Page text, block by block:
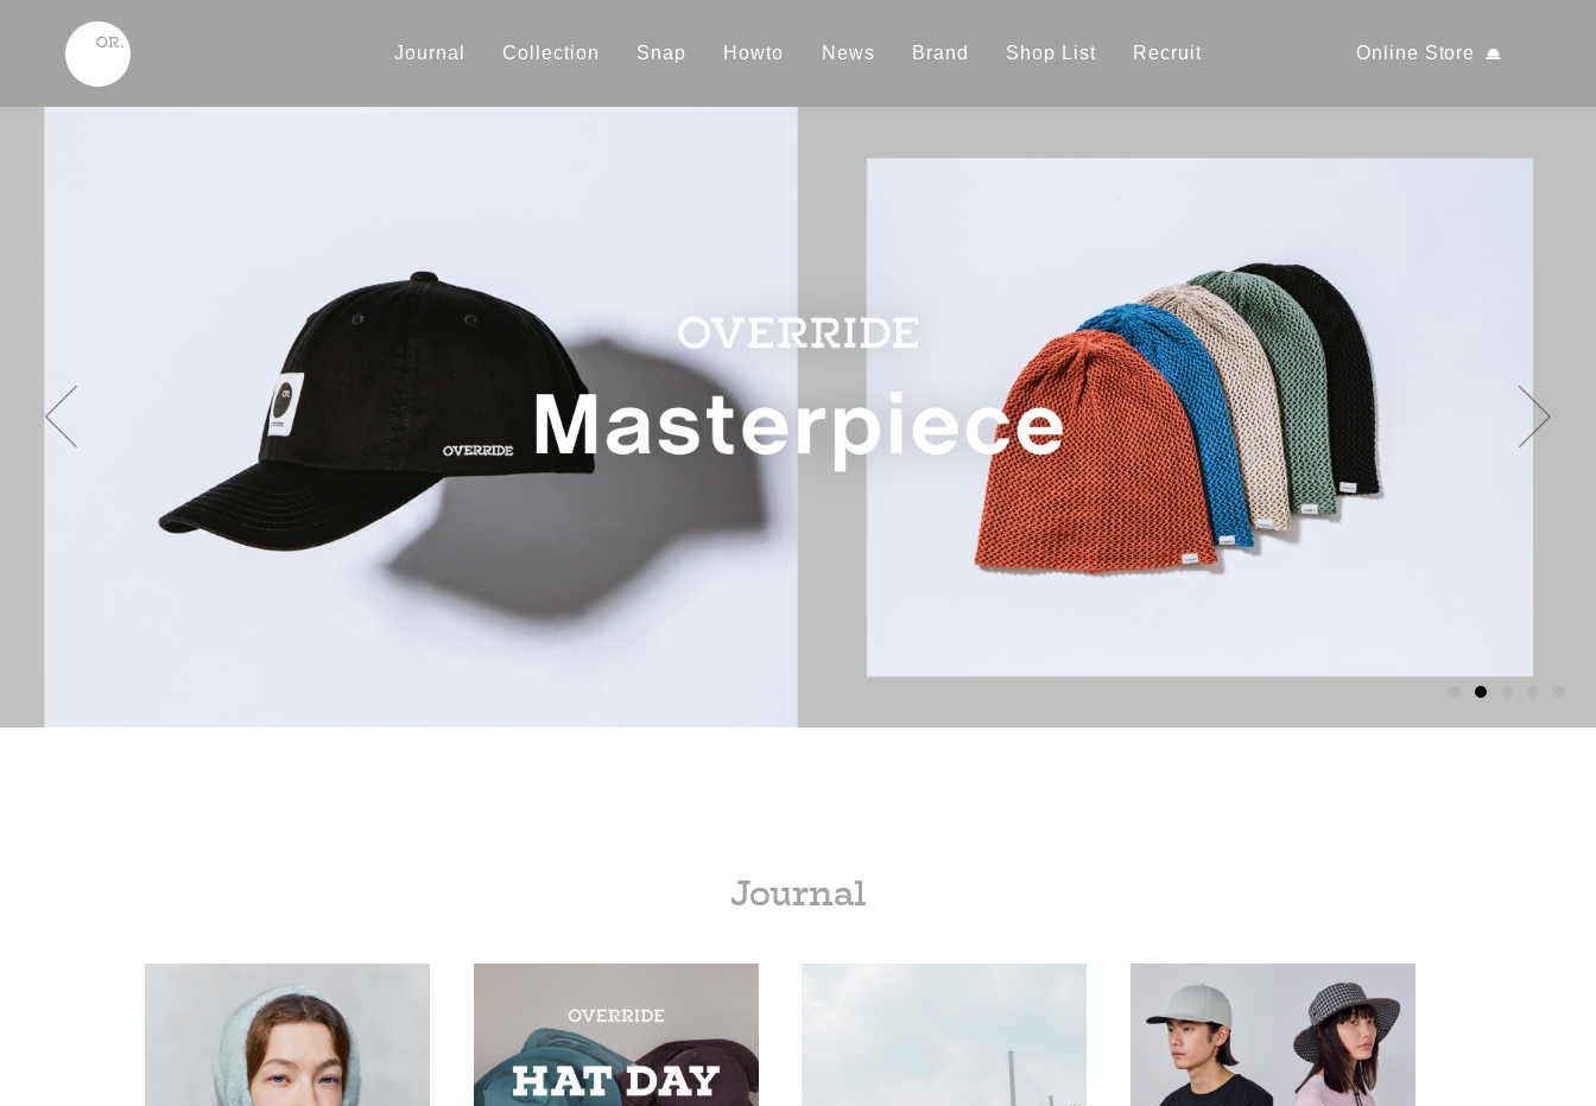
Online Store
Journal Collection Snap Howto News Brand Shop List Recruit
Journal